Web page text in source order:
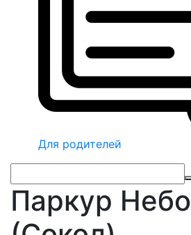
Для родителей
Паркур Небо